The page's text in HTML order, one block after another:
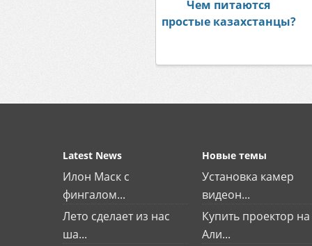
Чем питаются
простые казахстанцы?
Latest News
Илон Маск с
фингалом...
Лето сделает из нас
ша...
Новые темы
Установка камер
видеон...
Купить проектор на
Али...